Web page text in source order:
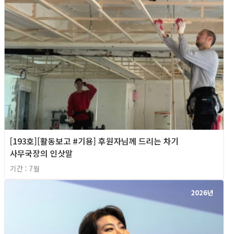
[193호][활동보고 #기용] 후원자님께 드리는 차기
사무국장의 인삿말
기간 : 7월
2026년